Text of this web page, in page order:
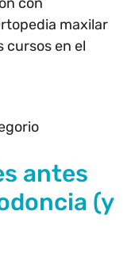
maxilar
cursos en el
antes
(y